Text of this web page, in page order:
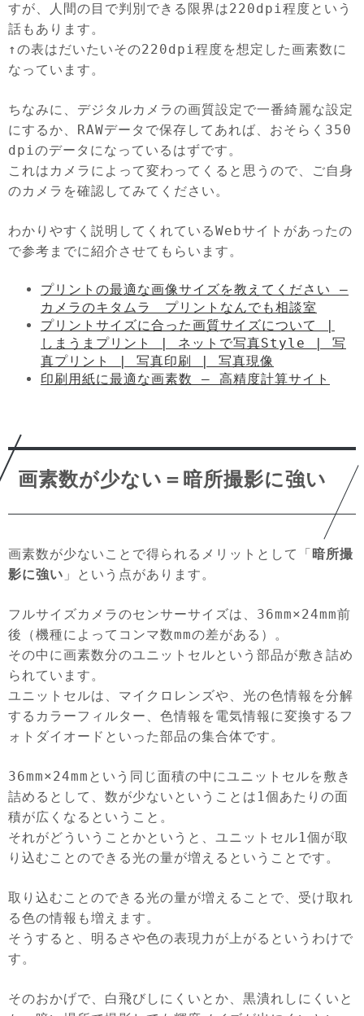
すが、人間の目で判別できる限界は220dpi程度という
話もあります。
↑の表はだいたいその220dpi程度を想定した画素数に
なっています。
ちなみに、デジタルカメラの画質設定で一番綺麗な設定
にするか、RAWデータで保存してあれば、おそらく350
dpiのデータになっているはずです。
これはカメラによって変わってくると思うので、ご自身
のカメラを確認してみてください。
わかりやすく説明してくれているWebサイトがあったの
で参考までに紹介させてもらいます。
プリントの最適な画像サイズを教えてください –
カメラのキタムラ プリントなんでも相談室
プリントサイズに合った画質サイズについて |
しまうまプリント | ネットで写真Style | 写
真プリント | 写真印刷 | 写真現像
印刷用紙に最適な画素数 – 高精度計算サイト
画素数が少ない＝暗所撮影に強い
画素数が少ないことで得られるメリットとして「 暗所撮
影に強い 」という点があります。
フルサイズカメラのセンサーサイズは、36mm×24mm前
後（機種によってコンマ数mmの差がある）。
その中に画素数分のユニットセルという部品が敷き詰め
られています。
ユニットセルは、マイクロレンズや、光の色情報を分解
するカラーフィルター、色情報を電気情報に変換するフ
ォトダイオードといった部品の集合体です。
36mm×24mmという同じ面積の中にユニットセルを敷き
詰めるとして、数が少ないということは1個あたりの面
積が広くなるということ。
それがどういうことかというと、ユニットセル1個が取
り込むことのできる光の量が増えるということです。
取り込むことのできる光の量が増えることで、受け取れ
る色の情報も増えます。
そうすると、明るさや色の表現力が上がるというわけで
す。
そのおかげで、白飛びしにくいとか、黒潰れしにくいと